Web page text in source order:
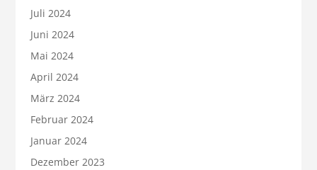
Juli 2024
Juni 2024
Mai 2024
April 2024
März 2024
Februar 2024
Januar 2024
Dezember 2023